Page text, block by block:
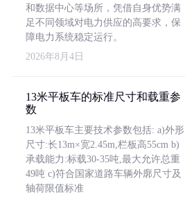
和数据中心等场所，凭借自身优势满
足不同领域对电力供应的高要求，保
障电力系统稳定运行。
2026年8月4日
13米平板车的标准尺寸和载重参
数
13米平板车主要技术参数包括: a)外形
尺寸:长13m×宽2.45m,栏板高55cm b)
承载能力:标载30-35吨,最大允许总重
49吨 c)符合国家道路车辆外廓尺寸及
轴荷限值标准